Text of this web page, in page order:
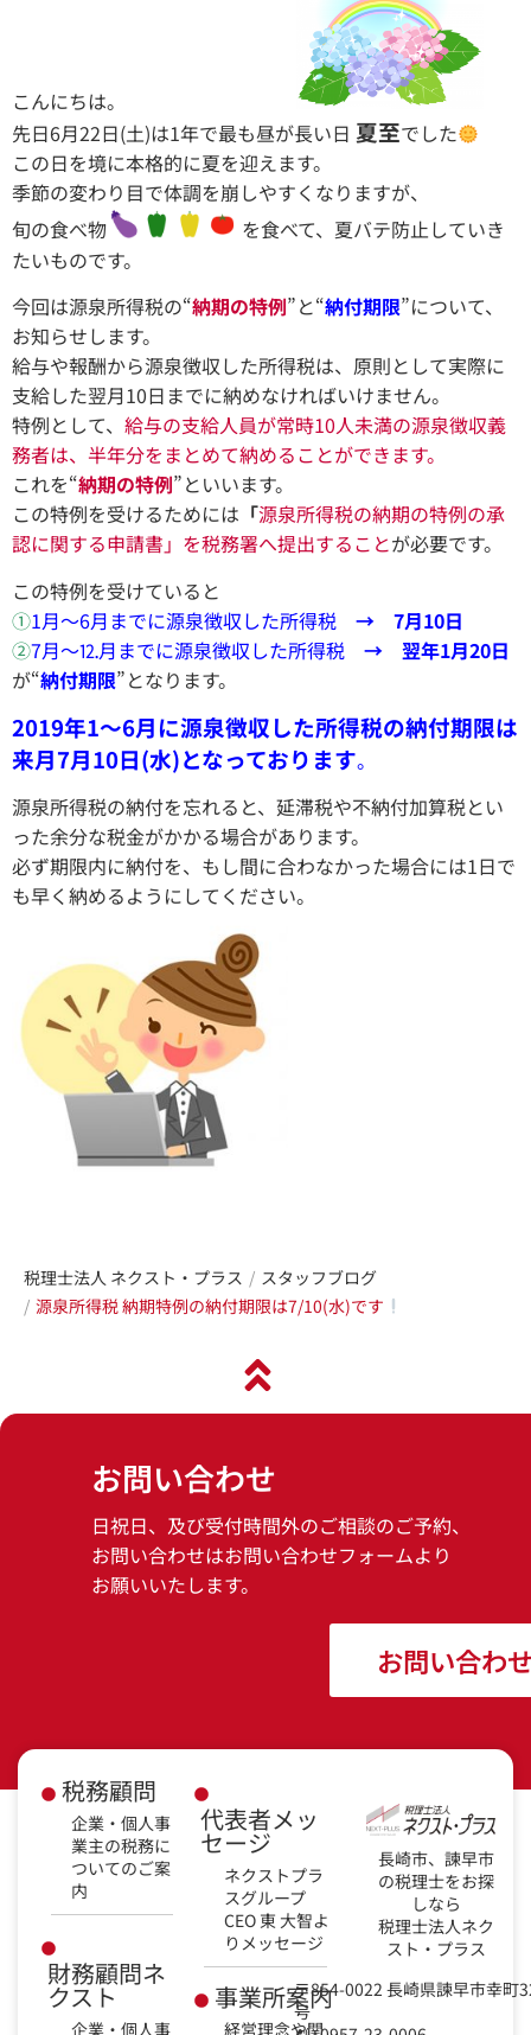
こんにちは。
先日6月22日(土)は1年で最も昼が長い日 夏至でした
この日を境に本格的に夏を迎えます。
季節の変わり目で体調を崩しやすくなりますが、
旬の食べ物
を食べて、夏バテ防止していき
たいものです。
今回は源泉所得税の“納期の特例”と“納付期限”について、
お知らせします。
給与や報酬から源泉徴収した所得税は、原則として実際に
支給した翌月10日までに納めなければいけません。
特例として、 給与の支給人員が常時10人未満の源泉徴収義
務者は、半年分をまとめて納めることができます。
これを“納期の特例”といいます。
この特例を受けるためには 「源泉所得税の納期の特例の承
認に関する申請書」を税務署へ提出することが必要です。
この特例を受けていると
①1月～6月までに源泉徴収した所得税 → 7月10日
②7月～⒓月までに源泉徴収した所得税 → 翌年1月20日
が“納付期限”となります。
2019年1～6月に源泉徴収した所得税の納付期限は
来月7月10日(水)となっております。
源泉所得税の納付を忘れると、延滞税や不納付加算税とい
った余分な税金がかかる場合があります。
必ず期限内に納付を、もし間に合わなかった場合には1日で
も早く納めるようにしてください。
税理士法人 ネクスト・プラス
スタッフブログ
源泉所得税 納期特例の納付期限は7/10(水)です
お問い合わせ
日祝日、及び受付時間外のご相談のご予約、
お問い合わせはお問い合わせフォームより
お願いいたします。
お問い合わ
税務顧問
企業・個人事
業主の税務に
ついてのご案
内
財務顧問ネ
クスト
企業・個人事
代表者メッ
セージ
ネクストプラ
スグループ
CEO 東 大智よ
りメッセージ
事業所案内
経営理念や関
長崎市、諫早市
の税理士をお探
しなら
税理士法人ネク
スト・プラス
〒854-0022 長崎県諫早市幸町
号